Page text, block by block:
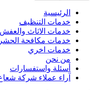
الرئيسية
خدمات التنظيف
خدمات الاثاث والعفش
خدمات مكافحة
خدمات اخري
من نحن
أسئلة واستفسارات
آراء عملاء شركة